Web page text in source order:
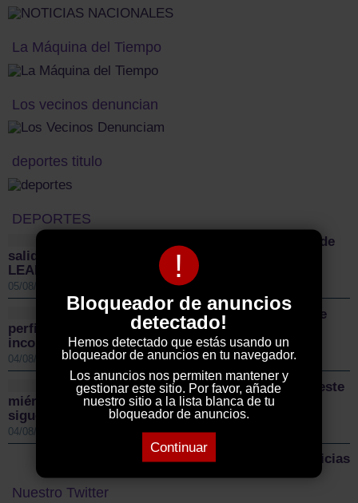
!
Bloqueador de anuncios
detectado!
Hemos detectado que estás usando un
bloqueador de anuncios en tu navegador.
Los anuncios nos permiten mantener y
gestionar este sitio. Por favor, añade
nuestro sitio a la lista blanca de tu
bloqueador de anuncios.
Continuar
La Máquina del Tiempo
Los vecinos denuncian
deportes titulo
DEPORTES
Sigüenza da el pistoletazo de
salida a la II Vuelta Ciclista Castilla-La Mancha
LEADER
05/08/2026 01:00 PM
El Guadalajara Basket sigue
perfilando sus plantillas con dos nuevas
incorporaciones para la temporada 2026/27
04/08/2026 10:18 AM
El CD Guadalajara afronta este
miércoles su primer amistoso de pretemporada y
sigue reforzando la plantilla
04/08/2026 10:12 AM
Más noticias
Nuestro Twitter